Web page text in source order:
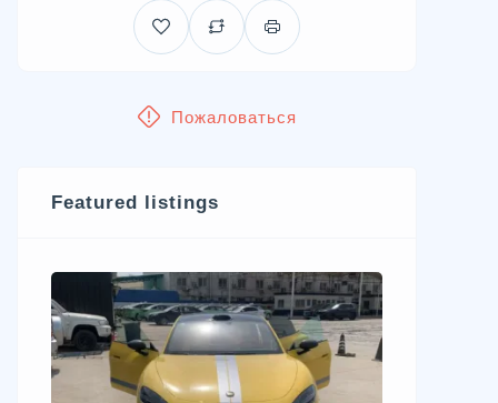
Пожаловаться
Featured listings